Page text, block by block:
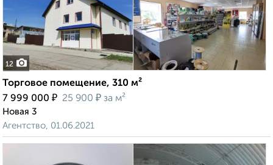
12
Торговое помещение, 310 м²
7 999 000 ₽ 25 900 ₽ за м²
Новая 3
Агентство, 01.06.2021